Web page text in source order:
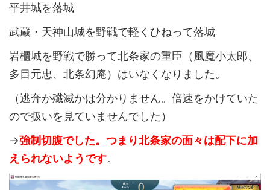
平井城を落城
武蔵・天神山城を野戦で軽くひねって落城
岩櫃城を野戦で勝って北条家の重臣（風魔小太郎、
多目元忠、北条幻庵）はいなくなりました。
（逃奔か殲滅かは分かりません。倍速をかけていた
ので扱いを見ていませんでした）
→強制切腹でした。つまり北条家の面々は配下に加
えられないようです。